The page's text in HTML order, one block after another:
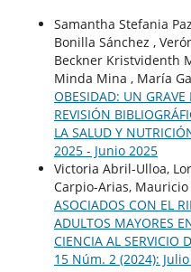
Samantha Stefania
Bonilla Sánchez ,
Beckner Kristvidenth
Minda Mina , María
OBESIDAD: UN GRAVE
REVISIÓN
LA SALUD Y
2025 - Junio 2025
Victoria Abril-Ulloa,
Carpio-Arias,
ASOCIADOS CON EL
ADULTOS MAYORES
CIENCIA AL SERVICIO
15 Núm. 2 (2024):